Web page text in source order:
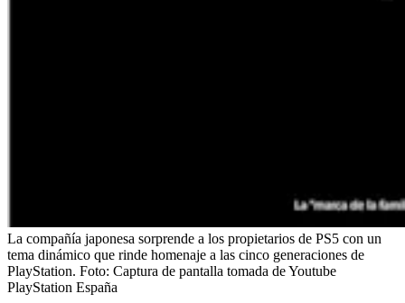
La compañía japonesa sorprende a los propietarios de PS5 con un
tema dinámico que rinde homenaje a las cinco generaciones de
PlayStation. Foto: Captura de pantalla tomada de Youtube
PlayStation España